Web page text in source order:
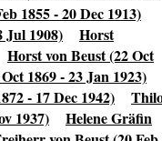
1855 - 20 Dec 1913)
Jul 1908)
Horst
Horst von Beust (22 Oct
1869 - 23 Jan 1923)
- 17 Dec 1942)
1937)
Helene Gräfin